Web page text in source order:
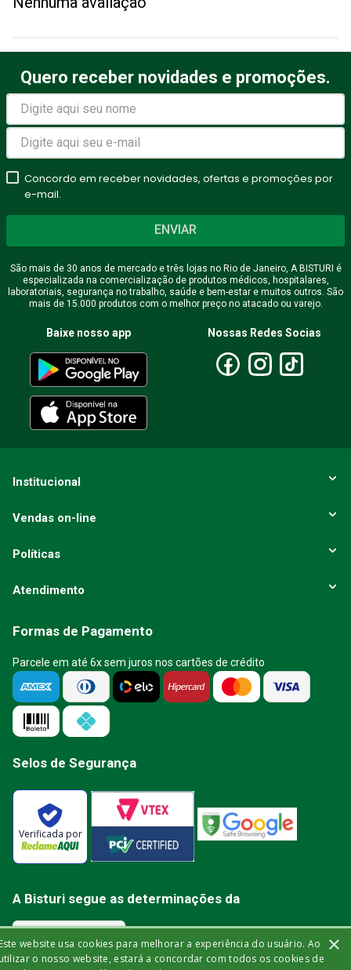
Avalie o produto de 1 a 5
estrelas
★★ ★★★
Seu nome
Endereço de email
Escreva uma avaliação
ENVIAR AVALIAÇÃO
Quero receber novidades e promoções.
Concordo em receber novidades, ofertas e promoções por
e-mail.
ENVIAR
São mais de 30 anos de mercado e três lojas no Rio de Janeiro, A BISTURI é
especializada na comercialização de produtos médicos, hospitalares,
laboratoriais, segurança no trabalho, saúde e bem-estar e muitos outros. São
mais de 15.000 produtos com o melhor preço no atacado ou varejo.
Baixe nosso app Nossas Redes Socias
Institucional
Vendas on-line
Políticas
Atendimento
Formas de Pagamento
Parcele em até 6x sem juros nos cartões de crédito
Selos de Segurança
Verificada por
A Bisturi segue as determinações da
×
website usa cookies para melhorar a experiência do usuário. Ao
o nosso website, estará a concordar com todos os cookies de